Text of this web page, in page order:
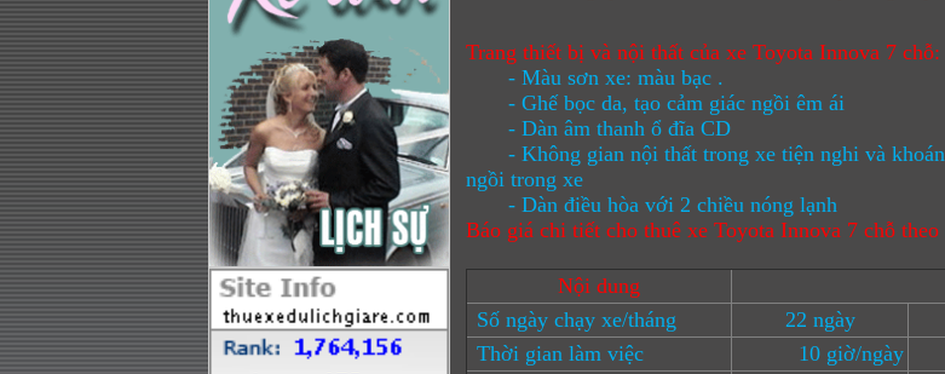
Trang thiết bị và nội thất của xe Toyota Innova 7 chỗ:
- Màu sơn xe: màu bạc .
- Ghế bọc da, tạo cảm giác ngồi êm ái
- Dàn âm thanh ổ đĩa CD
- Không gian nội thất trong xe tiện nghi và
ngồi trong xe
- Dàn điều hòa với 2 chiều nóng lạnh
Báo giá chi tiết cho thuê xe Toyota Innova 7 chỗ theo
Nội dung
Số ngày chạy xe/tháng
22 ngày
Thời gian làm việc
10 giờ/ngày